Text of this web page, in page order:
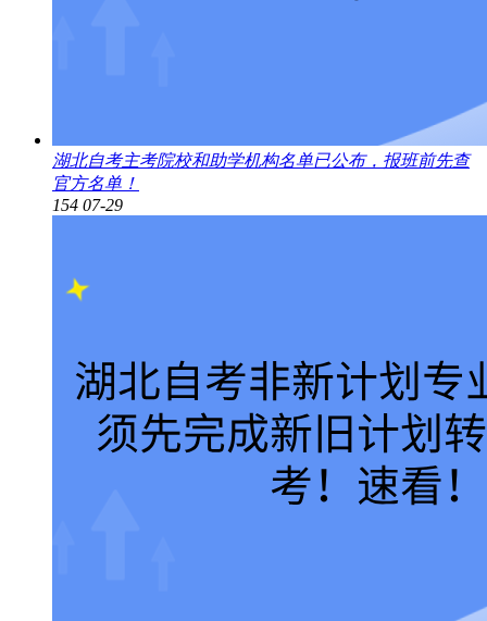
湖北自考主考院校和助学机构名单已公布，报班前先查
官方名单！
154 07-29